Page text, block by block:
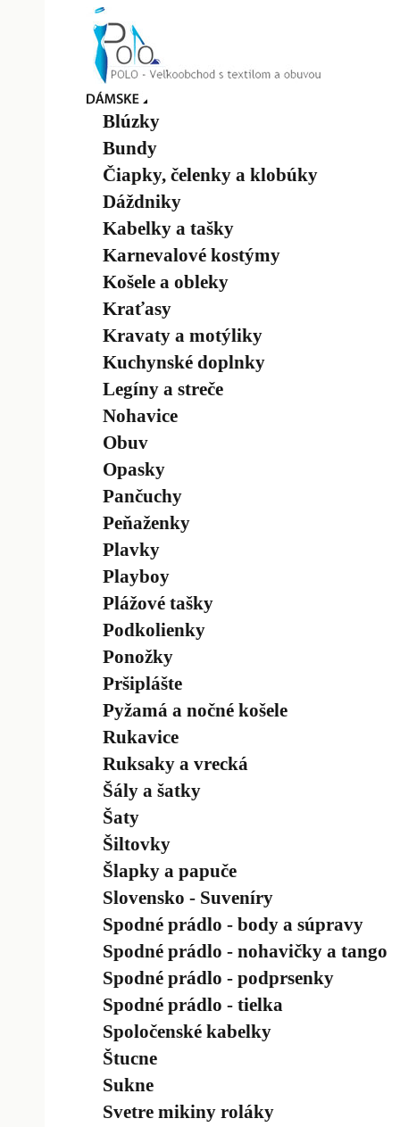
Blúzky
Bundy
Čiapky, čelenky a klobúky
Dáždniky
Kabelky a tašky
Karnevalové kostýmy
Košele a obleky
Kraťasy
Kravaty a motýliky
Kuchynské doplnky
Legíny a streče
Nohavice
Obuv
Opasky
Pančuchy
Peňaženky
Plavky
Playboy
Plážové tašky
Podkolienky
Ponožky
Pršiplášte
Pyžamá a nočné košele
Rukavice
Ruksaky a vrecká
Šály a šatky
Šaty
Šiltovky
Šlapky a papuče
Slovensko - Suveníry
Spodné prádlo - body a súpravy
Spodné prádlo - nohavičky a tango
Spodné prádlo - podprsenky
Spodné prádlo - tielka
Spoločenské kabelky
Štucne
Sukne
Svetre mikiny roláky